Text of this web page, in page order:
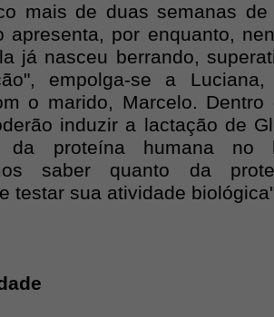
mais de duas semanas
apresenta, por enquanto,
já nasceu berrando,
empolga-se a
o marido, Marcelo. Dentro
induzir a lactação de
da proteína humana no
saber quanto da
testar sua atividade